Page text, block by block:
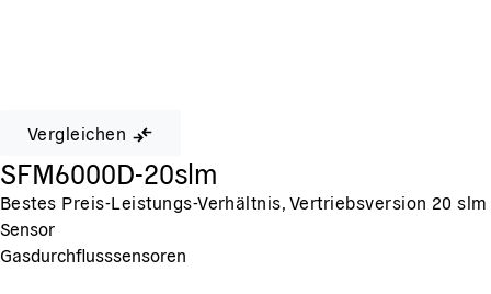
Vergleichen
SFM6000D-20slm
Bestes Preis-Leistungs-Verhältnis, Vertriebsversion 20 slm
Sensor
Gasdurchflusssensoren